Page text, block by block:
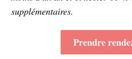
supplémentaires.
Prendre